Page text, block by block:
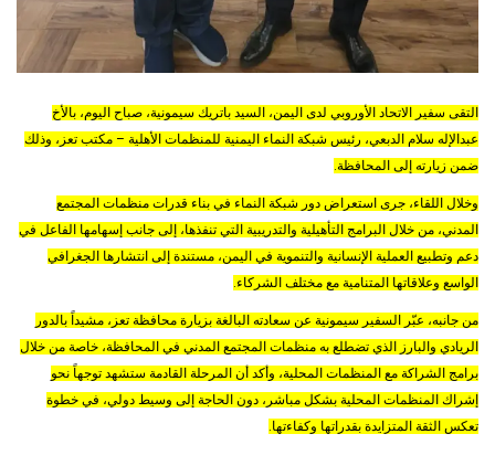
التقى سفير الاتحاد الأوروبي لدى اليمن، السيد باتريك سيمونية، صباح اليوم، بالأخ
عبدالإله سلام الدبعي، رئيس شبكة النماء اليمنية للمنظمات الأهلية – مكتب تعز، وذلك
ضمن زيارته إلى المحافظة.
وخلال اللقاء، جرى استعراض دور شبكة النماء في بناء قدرات منظمات المجتمع
المدني، من خلال البرامج التأهيلية والتدريبية التي تنفذها، إلى جانب إسهامها الفاعل في
دعم وتطبيع العملية الإنسانية والتنموية في اليمن، مستندة إلى انتشارها الجغرافي
الواسع وعلاقاتها المتنامية مع مختلف الشركاء.
من جانبه، عبّر السفير سيمونية عن سعادته البالغة بزيارة محافظة تعز، مشيداً بالدور
الريادي والبارز الذي تضطلع به منظمات المجتمع المدني في المحافظة، خاصة من خلال
برامج الشراكة مع المنظمات المحلية، وأكد أن المرحلة القادمة ستشهد توجهاً نحو
إشراك المنظمات المحلية بشكل مباشر، دون الحاجة إلى وسيط دولي، في خطوة
تعكس الثقة المتزايدة بقدراتها وكفاءتها.